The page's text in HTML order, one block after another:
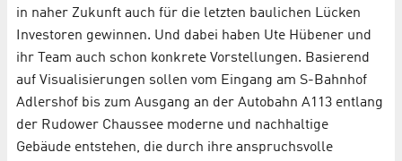
in naher Zukunft auch für die letzten baulichen Lücken
Investoren gewinnen. Und dabei haben Ute Hübener und
ihr Team auch schon konkrete Vorstellungen. Basierend
auf Visualisierungen sollen vom Eingang am S-Bahnhof
Adlershof bis zum Ausgang an der Autobahn A113 entlang
der Rudower Chaussee moderne und nachhaltige
Gebäude entstehen, die durch ihre anspruchsvolle